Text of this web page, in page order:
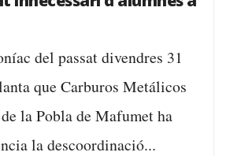
del passat divendres 31
que Carburos Metálicos
la Pobla de Mafumet ha
la descoordinació...